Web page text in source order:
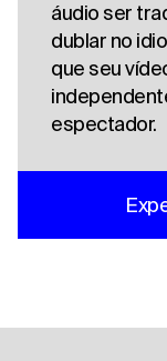
áudio ser
dublar no
que seu
espectador.